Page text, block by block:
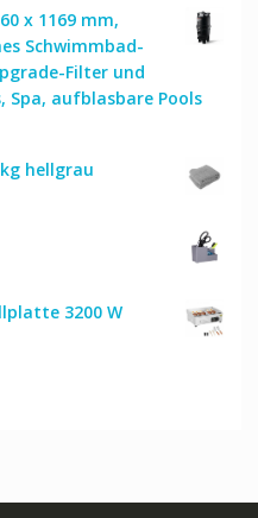
x 1169 mm,
Schwimmbad-
Filter und
aufblasbare Pools
hellgrau
3200 W